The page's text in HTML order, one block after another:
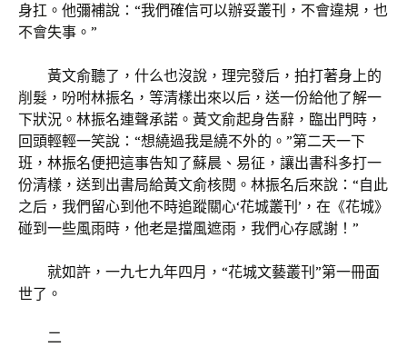
身扛。他彌補說：“我們確信可以辦妥叢刊，不會違規，也
不會失事。”
黃文俞聽了，什么也沒說，理完發后，拍打著身上的
削髮，吩咐林振名，等清樣出來以后，送一份給他了解一
下狀況。林振名連聲承諾。黃文俞起身告辭，臨出門時，
回頭輕輕一笑說：“想繞過我是繞不外的。”第二天一下
班，林振名便把這事告知了蘇晨、易征，讓出書科多打一
份清樣，送到出書局給黃文俞核閱。林振名后來說：“自此
之后，我們留心到他不時追蹤關心‘花城叢刊’，在《花城》
碰到一些風雨時，他老是擋風遮雨，我們心存感謝！”
就如許，一九七九年四月，“花城文藝叢刊”第一冊面
世了。
二